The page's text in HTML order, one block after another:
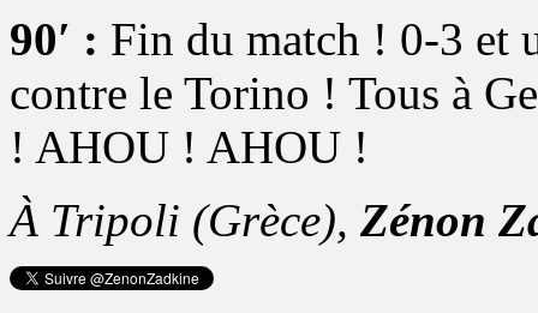
90′ : Fin du match ! 0-3 et
contre le Torino ! Tous à
! AHOU ! AHOU !
À Tripoli (Grèce), Zénon